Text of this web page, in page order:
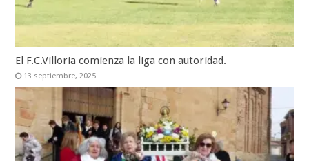
El F.C.Villoria comienza la liga con autoridad.
13 septiembre, 2025